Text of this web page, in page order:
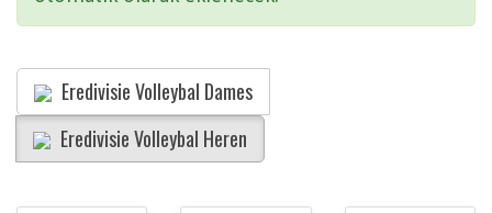
Eredivisie Volleybal Dames
Eredivisie Volleybal Heren